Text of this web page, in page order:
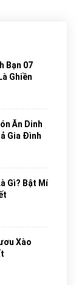
Bạn 07
Ghiền
Ăn Dinh
Gia Đình
Gì? Bật Mí
Xào